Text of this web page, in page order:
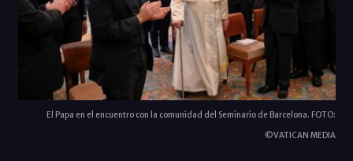
El Papa en el encuentro con la comunidad del Seminario de Barcelona. FOTO:
©VATICAN MEDIA